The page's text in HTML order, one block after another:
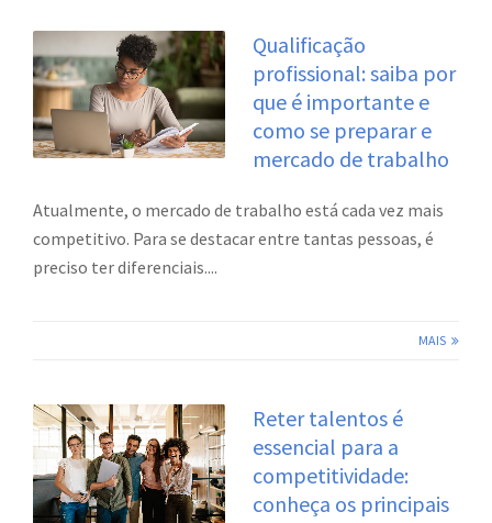
Qualificação
profissional: saiba por
que é importante e
como se preparar e
mercado de trabalho
Atualmente, o mercado de trabalho está cada vez mais
competitivo. Para se destacar entre tantas pessoas, é
preciso ter diferenciais....
MAIS
Reter talentos é
essencial para a
competitividade:
conheça os principais